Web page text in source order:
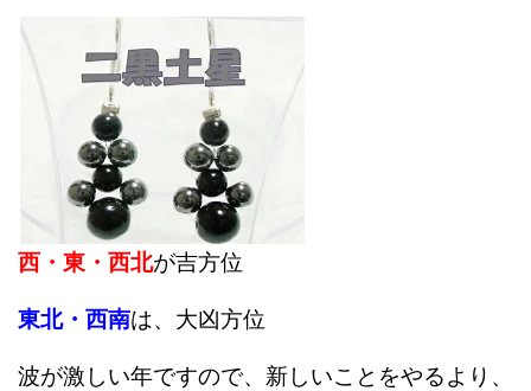
西・東・西北が吉方位
東北・西南は、大凶方位
波が激しい年ですので、新しいことをやるより、